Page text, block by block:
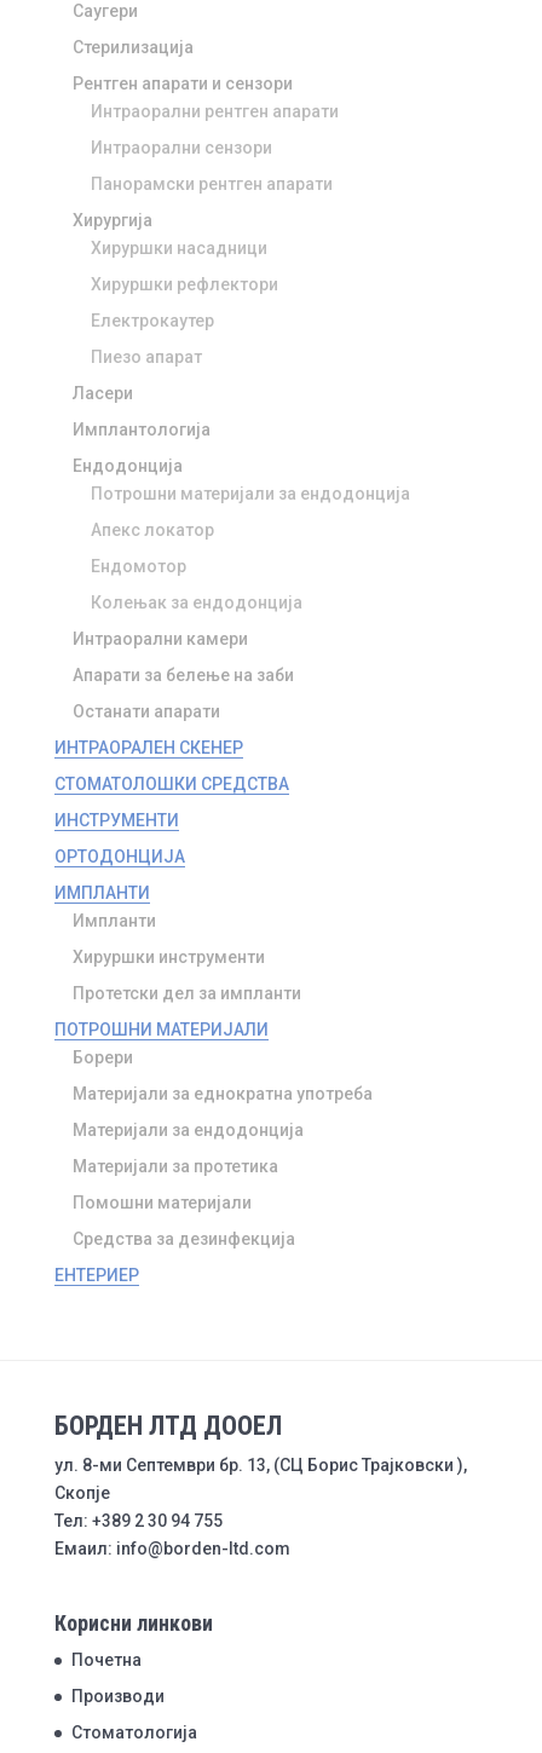
Саугери
Стерилизација
Рентген апарати и сензори
Интраорални рентген апарати
Интраорални сензори
Панорамски рентген апарати
Хирургија
Хируршки насадници
Хируршки рефлектори
Електрокаутер
Пиезо апарат
Ласери
Имплантологија
Ендодонција
Потрошни материјали за ендодонција
Апекс локатор
Ендомотор
Колењак за ендодонција
Интраорални камери
Апарати за белење на заби
Останати апарати
ИНТРАОРАЛЕН СКЕНЕР
СТОМАТОЛОШКИ СРЕДСТВА
ИНСТРУМЕНТИ
ОРТОДОНЦИЈА
ИМПЛАНТИ
Импланти
Хируршки инструменти
Протетски дел за импланти
ПОТРОШНИ МАТЕРИЈАЛИ
Борери
Материјали за еднократна употреба
Материјали за ендодонција
Материјали за протетика
Помошни материјали
Средства за дезинфекција
ЕНТЕРИЕР
БОРДЕН ЛТД ДООЕЛ
ул. 8-ми Септември бр. 13, (СЦ Борис Трајковски ),
Скопје
Тел: +389 2 30 94 755
Емаил: info@borden-ltd.com
Корисни линкови
Почетна
Производи
Стоматологија